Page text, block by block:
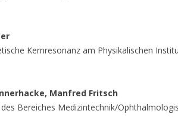
Kernresonanz am Physikalischen
Manfred Fritsch
Bereiches Medizintechnik/